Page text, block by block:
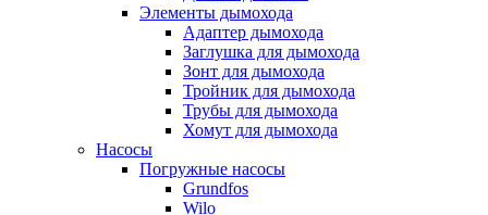
Элементы дымохода
Адаптер дымохода
Заглушка для дымохода
Зонт для дымохода
Тройник для дымохода
Трубы для дымохода
Хомут для дымохода
Насосы
Погружные насосы
Grundfos
Wilo